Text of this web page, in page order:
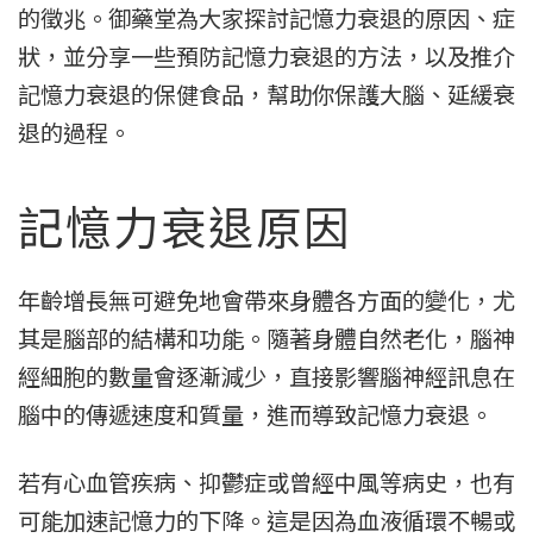
的徵兆。御藥堂為大家探討記憶力衰退的原因、症
狀，並分享一些預防記憶力衰退的方法，以及推介
記憶力衰退的保健食品，幫助你保護大腦、延緩衰
退的過程。
記憶力衰退原因
年齡增長無可避免地會帶來身體各方面的變化，尤
其是腦部的結構和功能。隨著身體自然老化，腦神
經細胞的數量會逐漸減少，直接影響腦神經訊息在
腦中的傳遞速度和質量，進而導致記憶力衰退。
若有心血管疾病、抑鬱症或曾經中風等病史，也有
可能加速記憶力的下降。這是因為血液循環不暢或